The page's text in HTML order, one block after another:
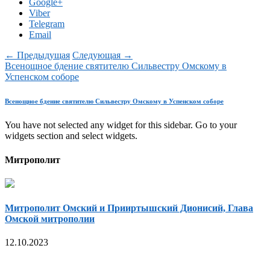
Google+
Viber
Telegram
Email
← Предыдущая Следующая →
Всенощное бдение святителю Сильвестру Омскому в
Успенском соборе
Всенощное бдение святителю Сильвестру Омскому в Успенском соборе
You have not selected any widget for this sidebar. Go to your
widgets section and select widgets.
Митрополит
Митрополит Омский и Прииртышский Дионисий, Глава
Омской митрополии
12.10.2023